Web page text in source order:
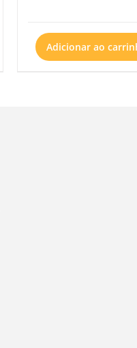
Adicionar ao